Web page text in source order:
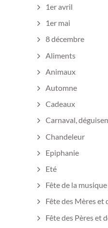
1er avril
1er mai
8 décembre
Aliments
Animaux
Automne
Cadeaux
Carnaval,
Chandeleur
Epiphanie
Eté
Fête de la musique
Fête des Mères et
Fête des Pères et